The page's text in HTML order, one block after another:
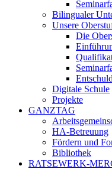
Bilingualer
Unsere
Die
Digitale Schule
Projekte
GANZTAG
HA-Betreuung
Fördern und
Bibliothek
RATSEWERK-